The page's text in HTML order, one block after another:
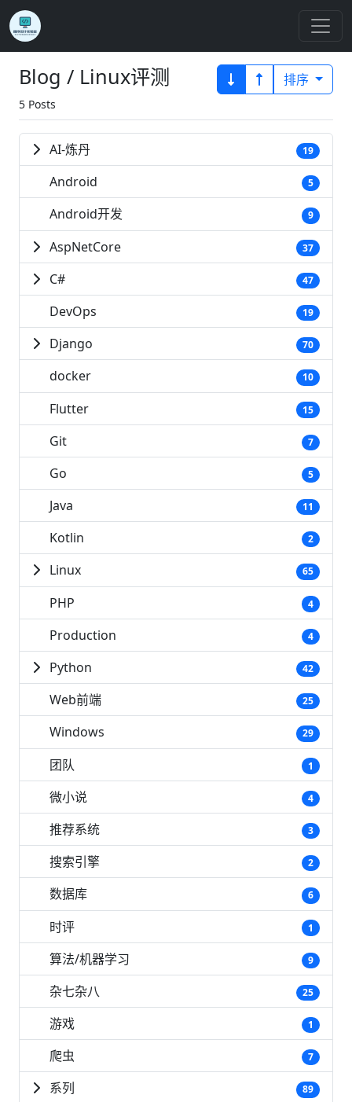
Blog / Linux评测
5 Posts
排序
AI-炼丹 19
Android 5
Android开发 9
AspNetCore 37
C# 47
DevOps 19
Django 70
docker 10
Flutter 15
Git 7
Go 5
Java 11
Kotlin 2
Linux 65
PHP 4
Production 4
Python 42
Web前端 25
Windows 29
团队 1
微小说 4
推荐系统 3
搜索引擎 2
数据库 6
时评 1
算法/机器学习 9
杂七杂八 25
游戏 1
爬虫 7
系列 89